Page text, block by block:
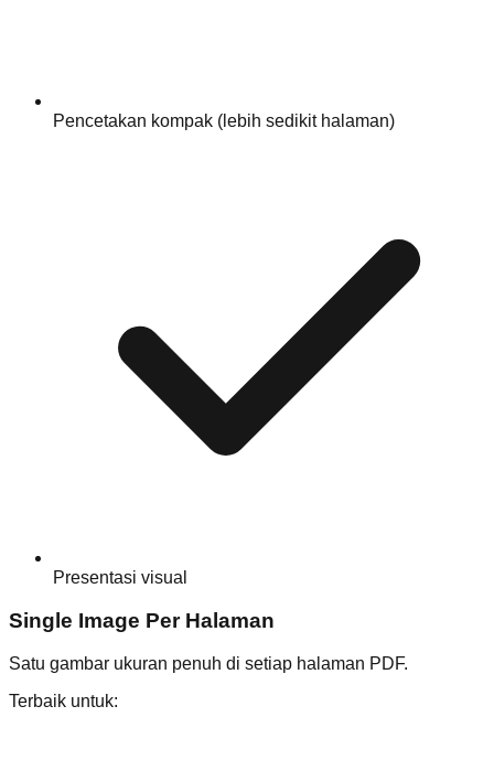
Pencetakan kompak (lebih sedikit halaman)
Presentasi visual
Single Image Per Halaman
Satu gambar ukuran penuh di setiap halaman PDF.
Terbaik untuk: